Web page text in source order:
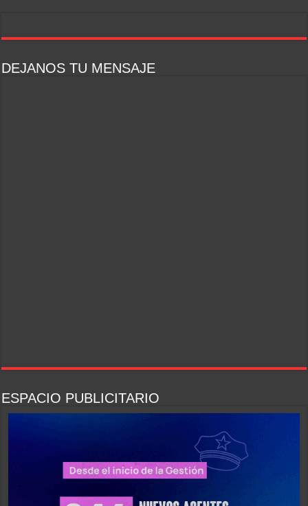
DEJANOS TU MENSAJE
ESPACIO PUBLICITARIO